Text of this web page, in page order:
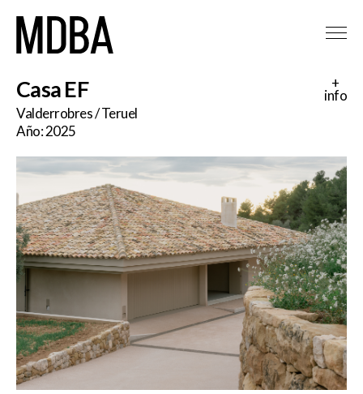
Casa EF
Valderrobres / Teruel
Año: 2025
+
info